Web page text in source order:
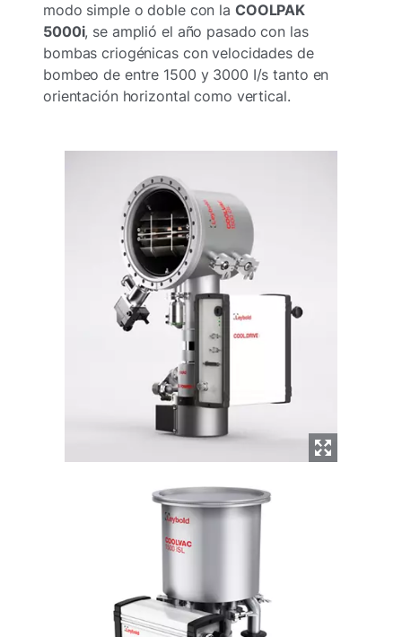
modo simple o doble con la COOLPAK
5000i, se amplió el año pasado con las
bombas criogénicas con velocidades de
bombeo de entre 1500 y 3000 I/s tanto en
orientación horizontal como vertical.